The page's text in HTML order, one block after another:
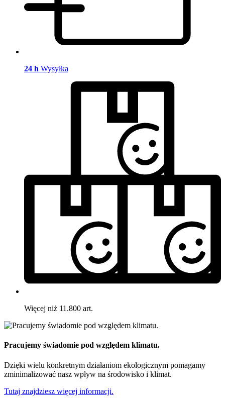
24 h Wysyłka
Więcej niż 11.800 art.
Pracujemy świadomie pod względem klimatu.
Dzięki wielu konkretnym działaniom ekologicznym pomagamy
zminimalizować nasz wpływ na środowisko i klimat.
Tutaj znajdziesz więcej informacji.